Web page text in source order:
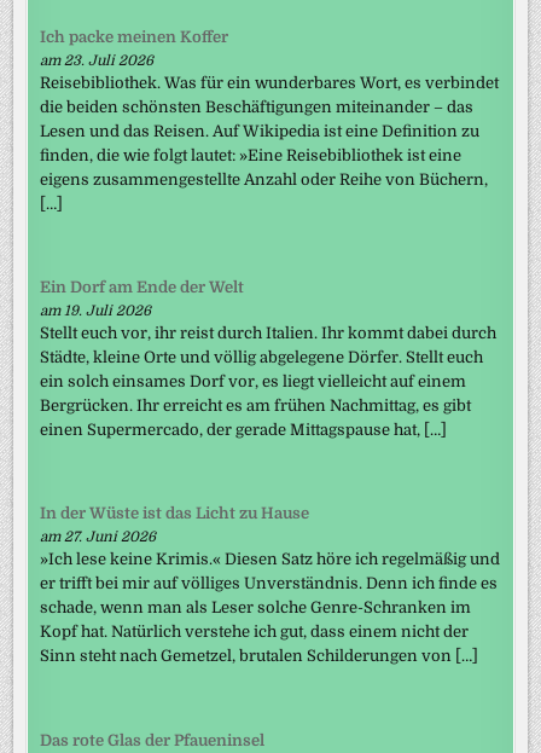
Ich packe meinen Koffer
am 23. Juli 2026
Reisebibliothek. Was für ein wunderbares Wort, es verbindet
die beiden schönsten Beschäftigungen miteinander – das
Lesen und das Reisen. Auf Wikipedia ist eine Definition zu
finden, die wie folgt lautet: »Eine Reisebibliothek ist eine
eigens zusammengestellte Anzahl oder Reihe von Büchern,
[…]
Ein Dorf am Ende der Welt
am 19. Juli 2026
Stellt euch vor, ihr reist durch Italien. Ihr kommt dabei durch
Städte, kleine Orte und völlig abgelegene Dörfer. Stellt euch
ein solch einsames Dorf vor, es liegt vielleicht auf einem
Bergrücken. Ihr erreicht es am frühen Nachmittag, es gibt
einen Supermercado, der gerade Mittagspause hat, […]
In der Wüste ist das Licht zu Hause
am 27. Juni 2026
»Ich lese keine Krimis.« Diesen Satz höre ich regelmäßig und
er trifft bei mir auf völliges Unverständnis. Denn ich finde es
schade, wenn man als Leser solche Genre-Schranken im
Kopf hat. Natürlich verstehe ich gut, dass einem nicht der
Sinn steht nach Gemetzel, brutalen Schilderungen von […]
Das rote Glas der Pfaueninsel